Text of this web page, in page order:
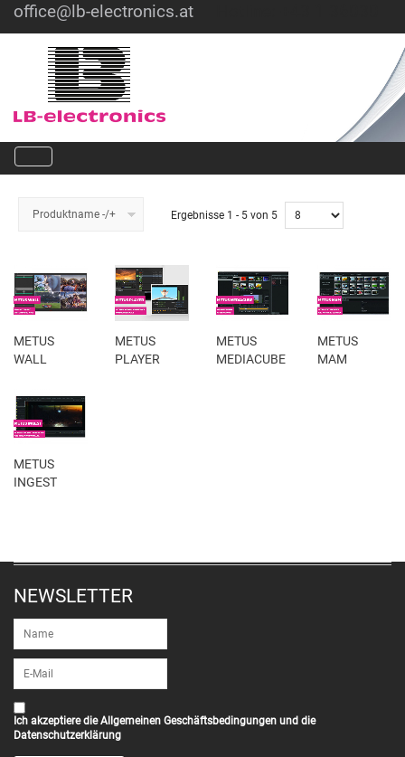
office@lb-electronics.at
Produktname -/+ Ergebnisse 1 - 5 von 5
METUS
WALL
METUS
PLAYER
METUS
MEDIACUBE
METUS
MAM
METUS
INGEST
NEWSLETTER
Ich akzeptiere dieAllgemeinen Geschäftsbedingungen und die
Datenschutzerklärung